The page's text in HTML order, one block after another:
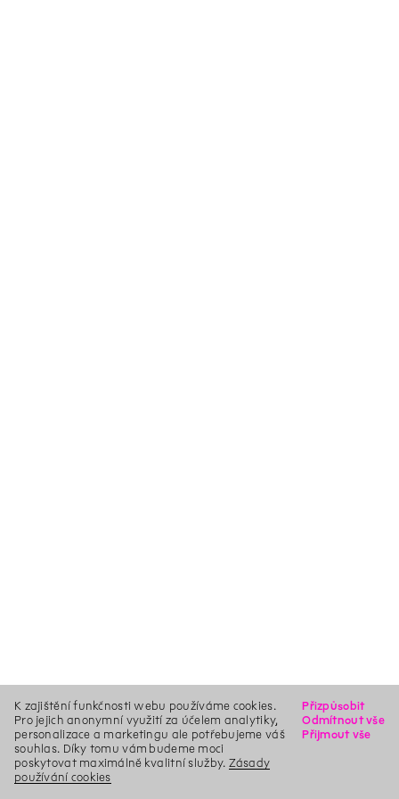
K zajištění funkčnosti webu používáme cookies.
Pro jejich anonymní využití za účelem analytiky,
personalizace a marketingu ale potřebujeme váš
souhlas. Díky tomu vám budeme moci
poskytovat maximálně kvalitní služby. Zásady
používání cookies
Přizpůsobit
Odmítnout vše
Přijmout vše